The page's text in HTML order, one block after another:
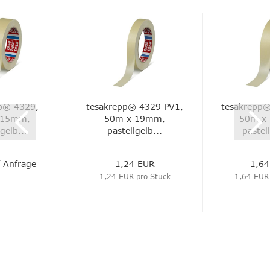
4329,
Anfrage
tesakrepp® 4329 PV1,
50m x 19mm,
pastellgelb...
1,24 EUR
1,24 EUR pro Stück
50m x
1,64